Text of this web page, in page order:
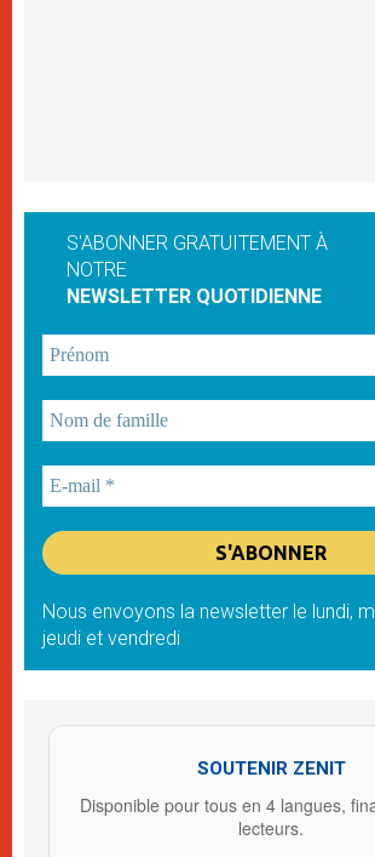
S'ABONNER GRATUITEMENT À
NOTRE
NEWSLETTER QUOTIDIENNE
Nous envoyons la newsletter le lundi,
jeudi et vendredi
SOUTENIR ZENIT
Disponible pour tous en 4 langues,
lecteurs.